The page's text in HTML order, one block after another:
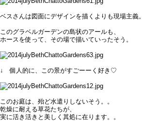
ベスさんは図面にデザインを描くよりも現場主義。
このグラベルガーデンの島状のアールも、
ホースを使って、その場で描いていったそう。
↓ 個人的に、この景がすごーーく好き♡
このお庭は、殆ど水遣りしないそう。。
乾燥に耐える草花たちが、
実に活き活きと美しく其処に在ります。。